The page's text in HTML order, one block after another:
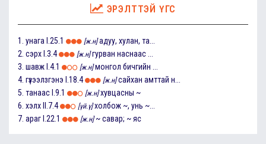
ЭРЭЛТТЭЙ ҮГС
1. унага I.25.1 [ж.н] адуу, хулан, та...
2. сэрх I.3.4 [ж.н] гурван наснаас ...
3. шавж I.4.1 [ж.н] монгол бичгийн ...
4. гүзээлзгэнэ I.18.4 [ж.н] сайхан амттай н...
5. танаас I.9.1 [ж.н] хувцасны ~
6. хэлх II.7.4 [үй.ү] холбож ~, унь ~...
7. араг I.22.1 [ж.н] ~ савар; ~ яс